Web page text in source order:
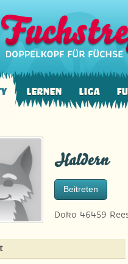
Lernen Liga
Haldern
Beitreten
Doko 46459